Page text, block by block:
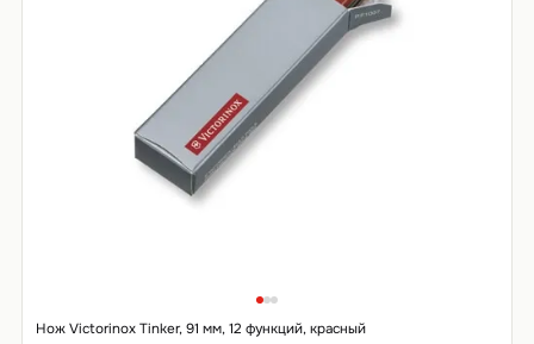
Нож Victorinox Tinker, 91 мм, 12 функций, красный